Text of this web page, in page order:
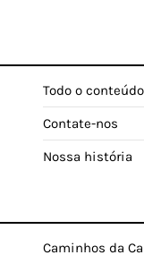
Todo o conteúdo
Contate-nos
Nossa história
Caminhos da